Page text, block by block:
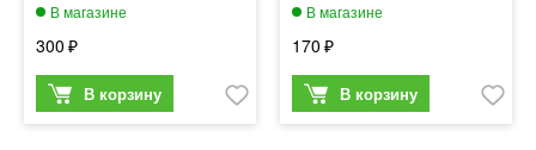
300 170